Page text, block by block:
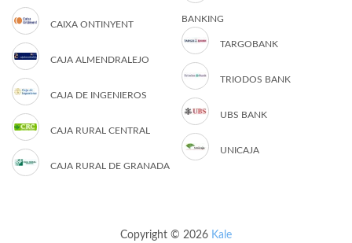
CAIXA ONTINYENT
CAJA ALMENDRALEJO
CAJA DE INGENIEROS
CAJA RURAL CENTRAL
CAJA RURAL DE GRANADA
BANKING
TARGOBANK
TRIODOS BANK
UBS BANK
UNICAJA
Copyright © 2026 Kale